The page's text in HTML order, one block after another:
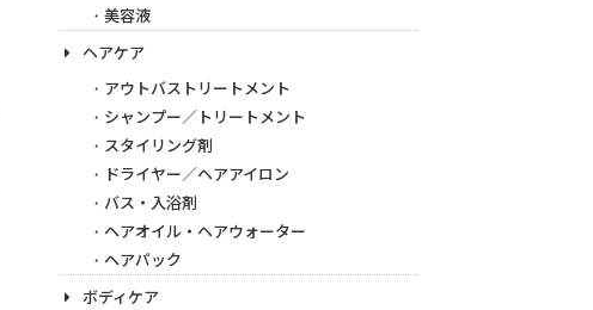
美容液
ヘアケア
アウトバストリートメント
シャンプー／トリートメント
スタイリング剤
ドライヤー／ヘアアイロン
バス・入浴剤
ヘアオイル・ヘアウォーター
ヘアパック
ボディケア